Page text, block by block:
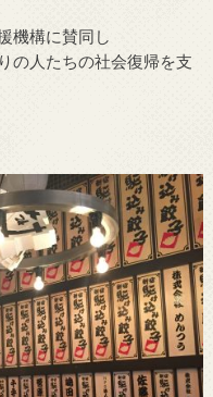
機構に賛同し
の人たちの社会復帰を支